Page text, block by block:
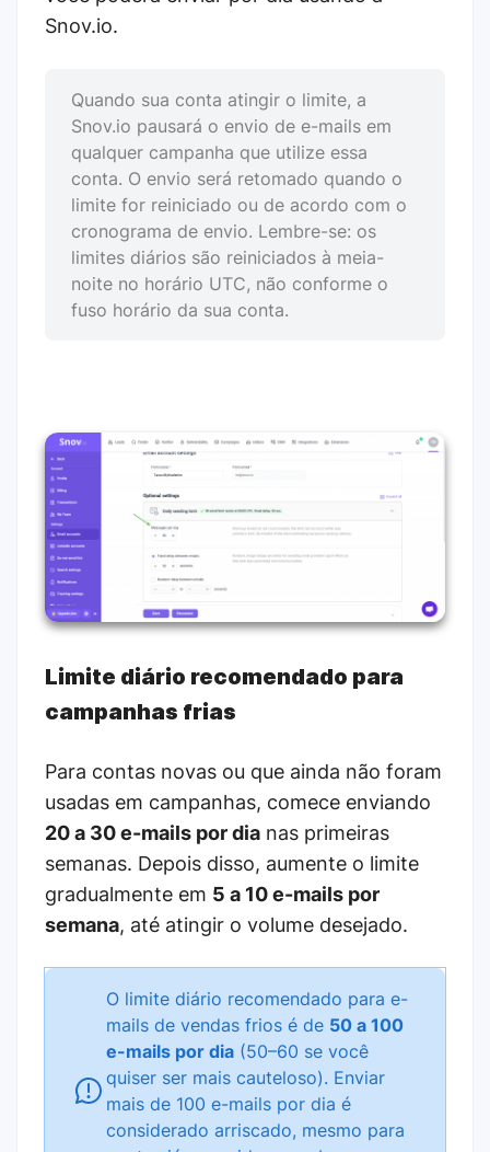
Snov.io.
Quando sua conta atingir o limite, a
Snov.io pausará o envio de e-mails em
qualquer campanha que utilize essa
conta. O envio será retomado quando o
limite for reiniciado ou de acordo com o
cronograma de envio. Lembre-se: os
limites diários são reiniciados à meia-
noite no horário UTC, não conforme o
fuso horário da sua conta.
Limite diário recomendado para
campanhas frias
Para contas novas ou que ainda não foram
usadas em campanhas, comece enviando
20 a 30 e-mails por dia nas primeiras
semanas. Depois disso, aumente o limite
gradualmente em 5 a 10 e-mails por
semana, até atingir o volume desejado.
O limite diário recomendado para e-
mails de vendas frios é de 50 a 100
e-mails por dia (50–60 se você
quiser ser mais cauteloso). Enviar
mais de 100 e-mails por dia é
considerado arriscado, mesmo para